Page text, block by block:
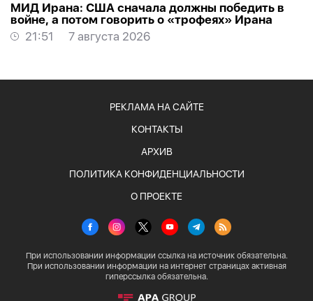
МИД Ирана: США сначала должны победить в
войне, а потом говорить о «трофеях» Ирана
21:51
7 августа 2026
РЕКЛАМА НА САЙТЕ
КОНТАКТЫ
АРХИВ
ПОЛИТИКА КОНФИДЕНЦИАЛЬНОСТИ
О ПРОЕКТЕ
При использовании информации ссылка на источник обязательна.
При использовании информации на интернет страницах активная
гиперссылка обязательна.